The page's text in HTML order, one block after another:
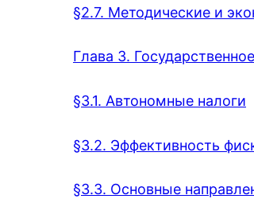
§2.7. Методические и
Глава 3.
§3.1. Автономные налоги
§3.2. Эффективность
§3.3. Основные